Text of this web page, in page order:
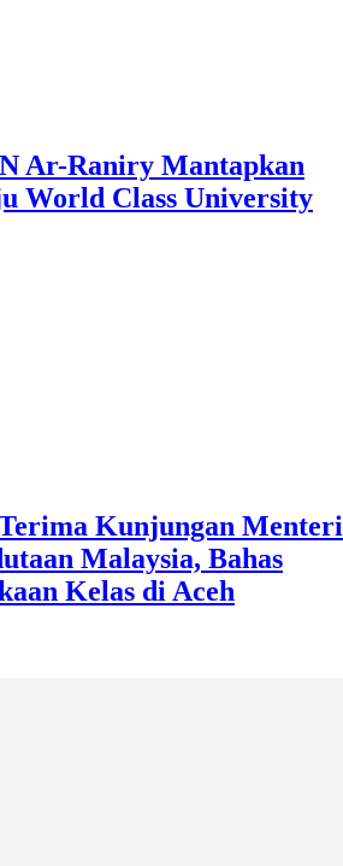
Ar-Raniry Mantapkan
World Class University
Kunjungan Menteri
Malaysia, Bahas
Kelas di Aceh